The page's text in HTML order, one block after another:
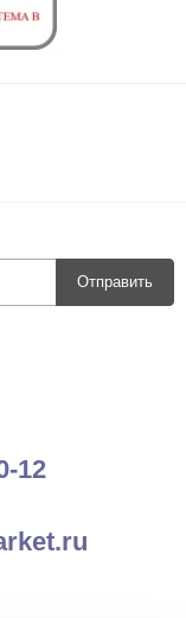
Отправить
12